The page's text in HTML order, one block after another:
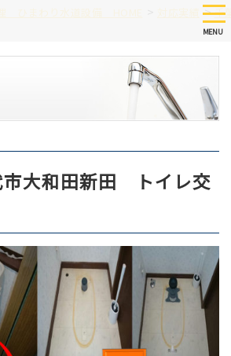
MENU
ひまわり水道設備 HOME >千
市大和田新田 トイレ交